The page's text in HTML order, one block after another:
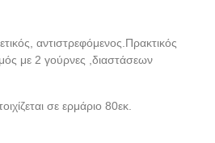
αντιστρεφόμενος.Πρακτικός
με 2 γούρνες ,διαστάσεων
σε ερμάριο 80εκ.